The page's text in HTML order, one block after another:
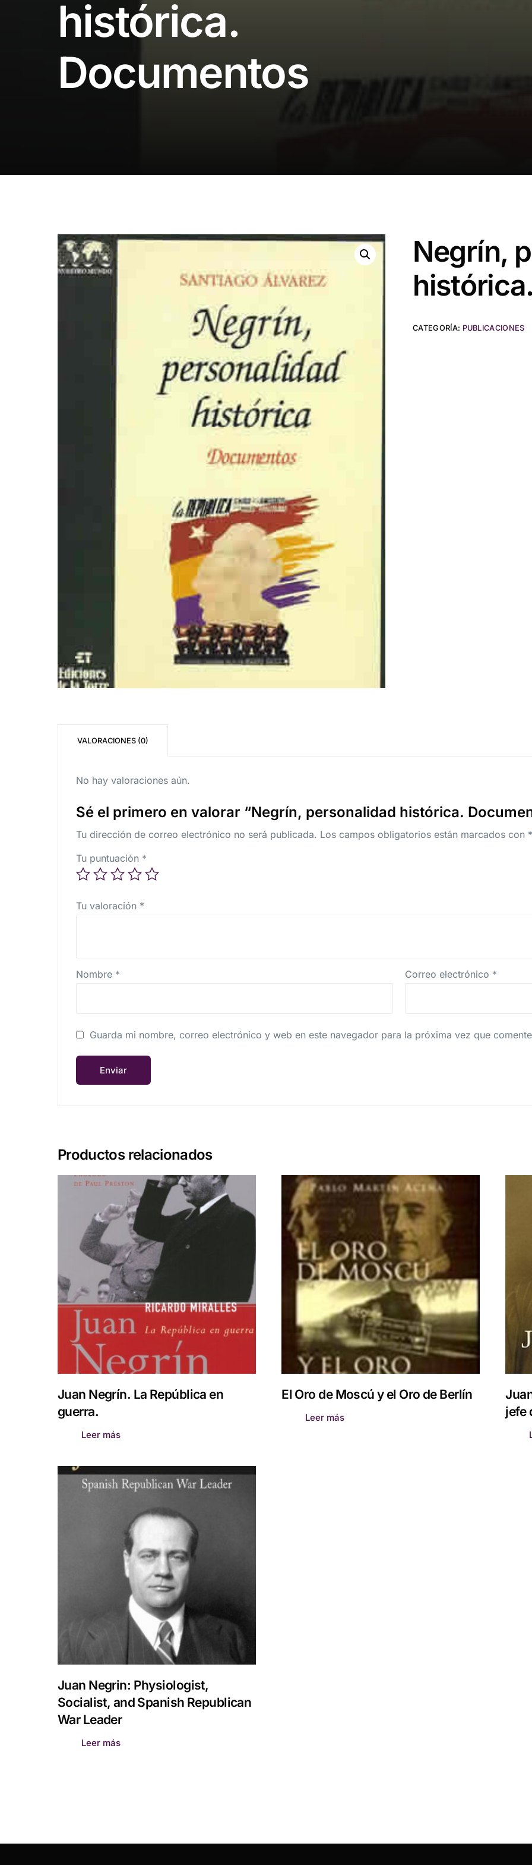
histórica.
Documentos
Negrín,
CATEGORÍA: PUBLICACIONES
VALORACIONES (0)
No hay valoraciones aún.
Sé el primero en valorar “Negrín, personalidad histórica.
Tu dirección de correo electrónico no será publicada. Los campos obligatorios están marcados con *
Tu puntuación *
Tu valoración *
Nombre * Correo electrónico *
Guarda mi nombre, correo electrónico y web en este navegador para la próxima vez que
Productos relacionados
Juan Negrín. La República en
guerra.
Leer más
El Oro de Moscú y el Oro de Berlín
Leer más
jefe
Juan Negrin: Physiologist,
Socialist, and Spanish Republican
War Leader
Leer más